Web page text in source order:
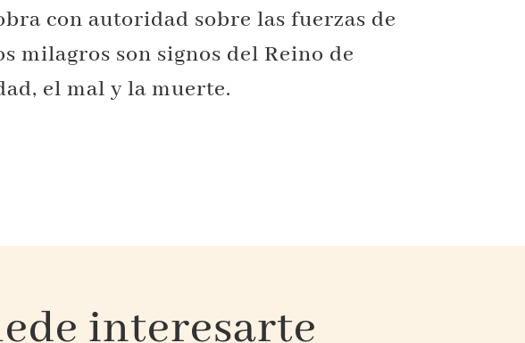
con autoridad sobre las fuerzas de
milagros son signos del Reino de
el mal y la muerte.
interesarte